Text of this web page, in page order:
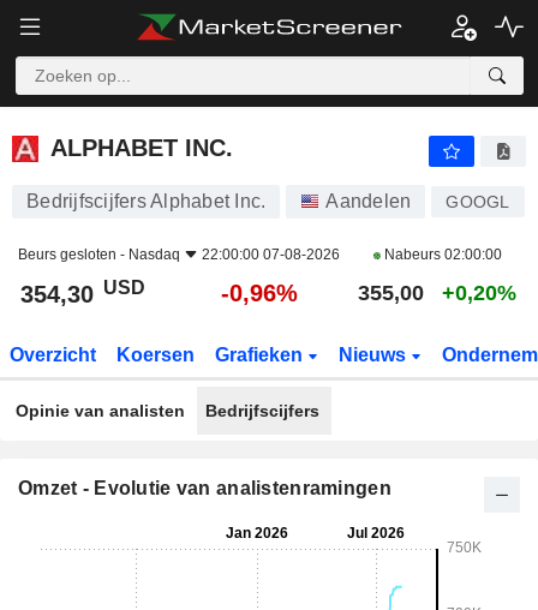
ALPHABET INC.
ALPHABET INC.
Bedrijfscijfers Alphabet Inc. Aandelen GOOGL
Beurs gesloten - Nasdaq 22:00:00 07-08-2026 Nabeurs 02:00:00
354,30 USD -0,96% 355,00 +0,20%
Overzicht Koersen Grafieken Nieuws
Opinie van analisten Bedrijfscijfers
Omzet - Evolutie van analistenramingen